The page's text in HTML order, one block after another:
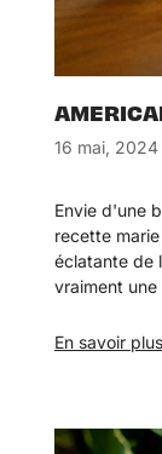
16 mai, 2024
Envie d'une
recette
éclatante de
vraiment
En savoir plus